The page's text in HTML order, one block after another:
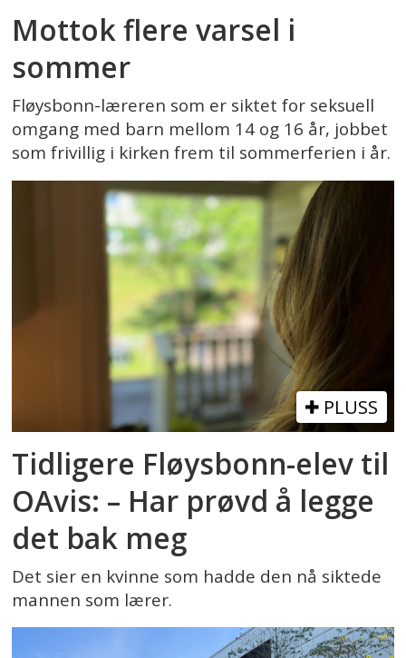
Mottok flere varsel i
sommer
Fløysbonn-læreren som er siktet for seksuell
omgang med barn mellom 14 og 16 år, jobbet
som frivillig i kirken frem til sommerferien i år.
PLUSS
Tidligere Fløysbonn-elev til
OAvis: – Har prøvd å legge
det bak meg
Det sier en kvinne som hadde den nå siktede
mannen som lærer.